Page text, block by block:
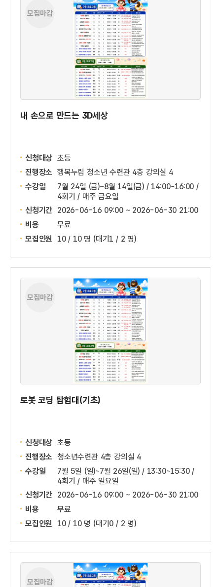
모집마감
내 손으로 만드는 3D세상
신청대상 초등
진행장소 행복누림 청소년 수련관 4층 강의실 4
수강일
7월 24일 (금)~8월 14일(금) / 14:00~16:00 /
4회기 / 매주 금요일
신청기간 2026-06-16 09:00 ~ 2026-06-30 21:00
비용
무료
모집인원
10 / 10 명 (대기1 / 2 명)
모집마감
로봇 코딩 탐험대(기초)
신청대상 초등
진행장소 청소년수련관 4층 강의실 4
수강일
7월 5일 (일)~7월 26일(일) / 13:30~15:30 /
4회기 / 매주 일요일
신청기간 2026-06-16 09:00 ~ 2026-06-30 21:00
비용
무료
모집인원
10 / 10 명 (대기0 / 2 명)
모집마감